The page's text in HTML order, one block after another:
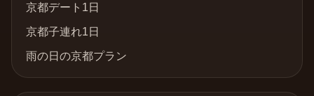
京都デート1日
京都子連れ1日
雨の日の京都プラン